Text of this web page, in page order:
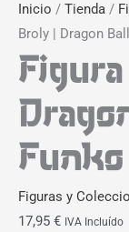
Inicio / Tienda /
Broly | Dragon
Figuras y
17,95 € IVA Incluído